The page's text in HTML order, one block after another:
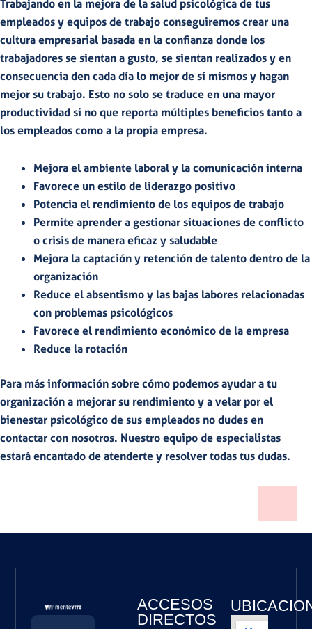
Trabajando en la mejora de la salud psicológica de tus
empleados y equipos de trabajo conseguiremos crear una
cultura empresarial basada en la confianza donde los
trabajadores se sientan a gusto, se sientan realizados y en
consecuencia den cada día lo mejor de sí mismos y hagan
mejor su trabajo. Esto no solo se traduce en una mayor
productividad si no que reporta múltiples beneficios tanto a
los empleados como a la propia empresa.
Mejora el ambiente laboral y la comunicación interna
Favorece un estilo de liderazgo positivo
Potencia el rendimiento de los equipos de trabajo
Permite aprender a gestionar situaciones de conflicto
o crisis de manera eficaz y saludable
Mejora la captación y retención de talento dentro de la
organización
Reduce el absentismo y las bajas labores relacionadas
con problemas psicológicos
Favorece el rendimiento económico de la empresa
Reduce la rotación
Para más información sobre cómo podemos ayudar a tu
organización a mejorar su rendimiento y a velar por el
bienestar psicológico de sus empleados no dudes en
contactar con nosotros. Nuestro equipo de especialistas
estará encantado de atenderte y resolver todas tus dudas.
ACCESOS
DIRECTOS